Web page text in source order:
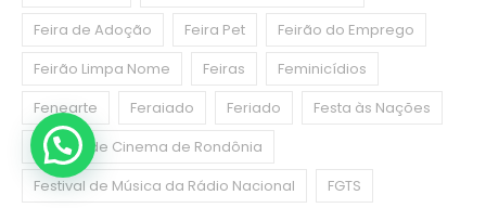
Feira de Adoção
Feira Pet
Feirão do Emprego
Feirão Limpa Nome
Feiras
Feminicídios
Fenearte
Feraiado Feriado
Festa às Nações
Festival de Cinema de Rondônia
Festival de Música da Rádio Nacional
FGTS